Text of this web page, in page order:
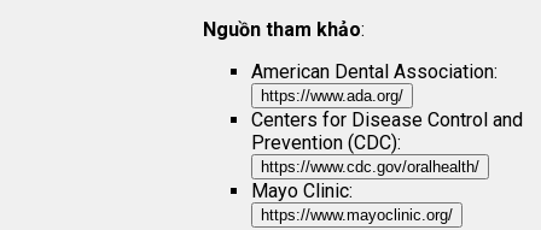
Nguồn tham khảo:
American Dental Association:
https://www.ada.org/
Centers for Disease Control and
Prevention (CDC):
https://www.cdc.gov/oralhealth/
Mayo Clinic:
https://www.mayoclinic.org/